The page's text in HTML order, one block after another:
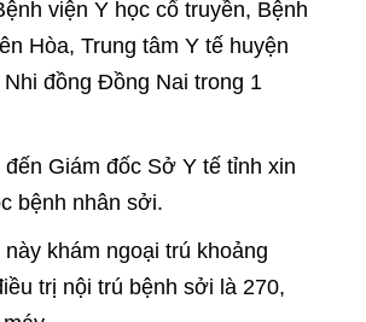
viện Y học cổ truyền, Bệnh
Hòa, Trung tâm Y tế huyện
đồng Đồng Nai trong 1
Giám đốc Sở Y tế tỉnh xin
bệnh nhân sởi.
khám ngoại trú khoảng
trị nội trú bệnh sởi là 270,